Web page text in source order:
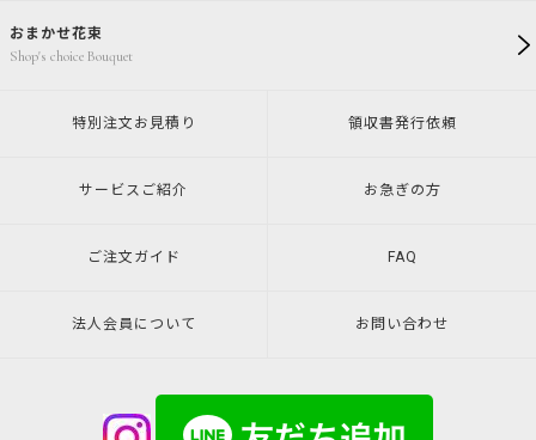
おまかせ花束
Shop's choice Bouquet
特別注文 お見積り 領収書発行依頼
サービスご紹介 お急ぎの方
ご注文ガイド FAQ
法人会員について お問い合わせ